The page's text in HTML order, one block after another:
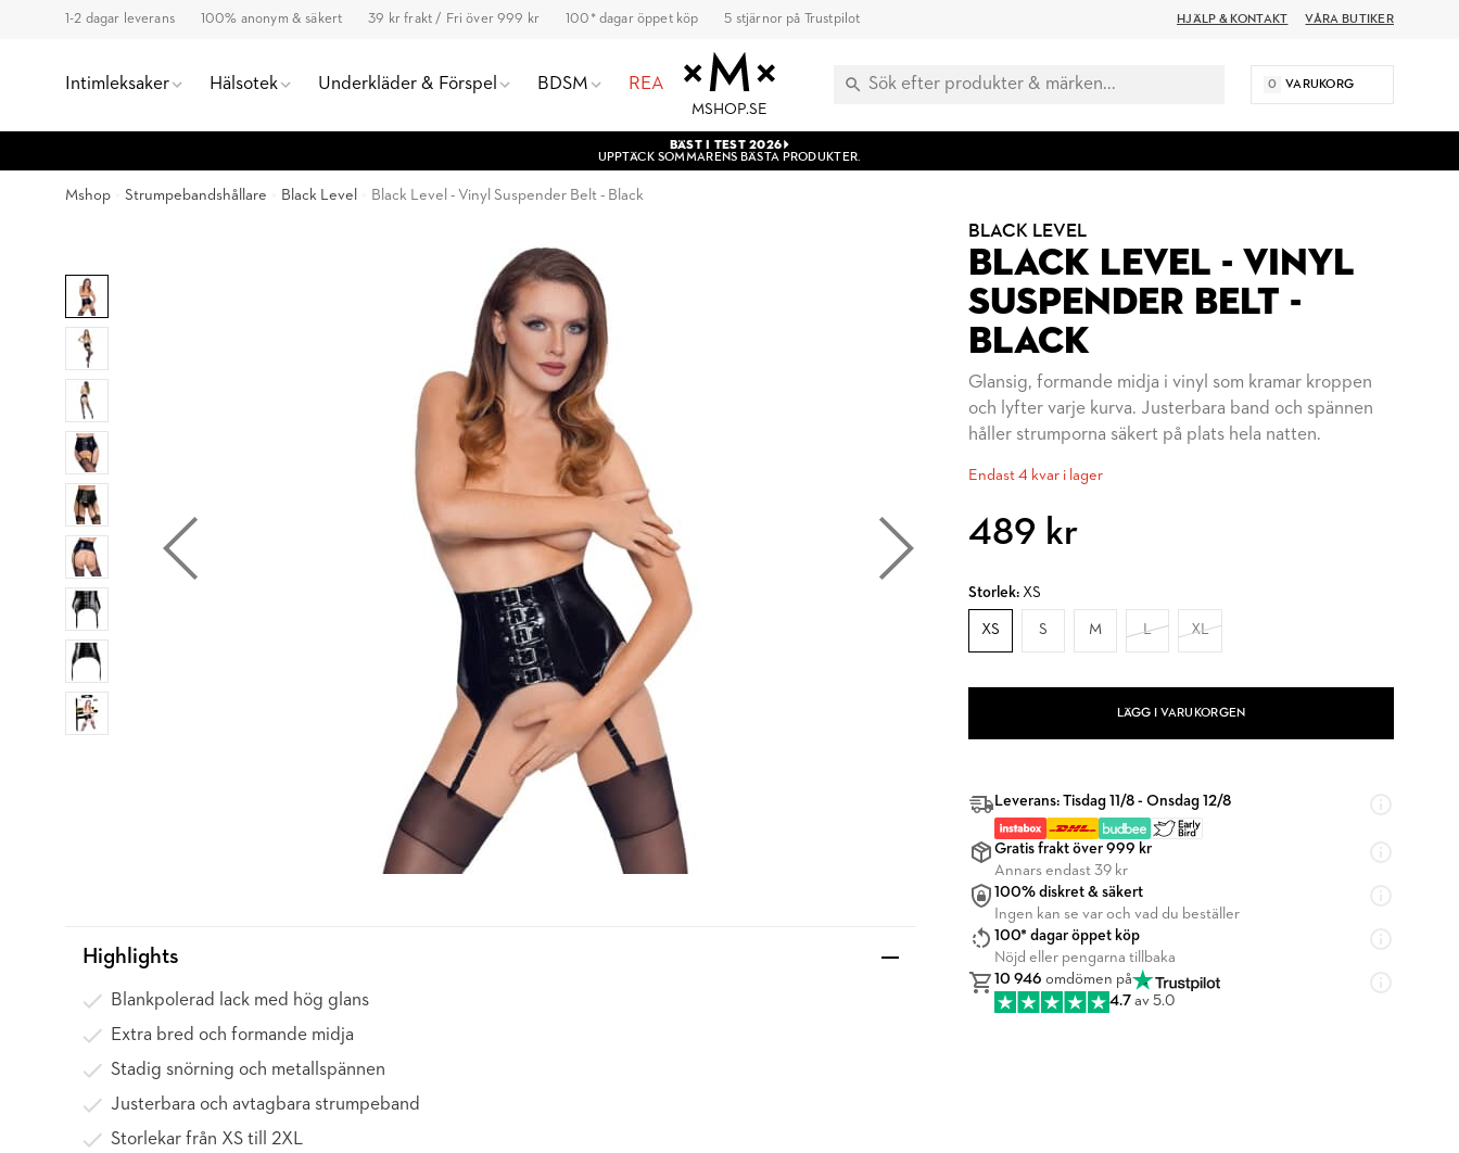
1-2 dagar leverans 100% anonym & säkert 39 kr frakt / Fri över 999 kr 100* dagar öppet köp 5 stjärnor på Trustpilot HJÄLP & KONTAKT VÅRA BUTIKER
Intimleksaker Hälsotek Underkläder & Förspel BDSM REA
MSHOP.SE
0 VARUKORG
BÄST I TEST 2026
UPPTÄCK SOMMARENS BÄSTA PRODUKTER.
Mshop Strumpebandshållare Black Level Black Level - Vinyl Suspender Belt - Black
BLACK LEVEL
BLACK LEVEL - VINYL
SUSPENDER BELT -
BLACK
Glansig, formande midja i vinyl som kramar kroppen
och lyfter varje kurva. Justerbara band och spännen
håller strumporna säkert på plats hela natten.
Endast 4 kvar i lager
489 kr
Storlek: XS
XS S M L XL
LÄGG I VARUKORGEN
Leverans: Tisdag 11/8 - Onsdag 12/8
Gratis frakt över 999 kr
Annars endast 39 kr
100% diskret & säkert
Ingen kan se var och vad du beställer
100* dagar öppet köp
Nöjd eller pengarna tillbaka
10 946 omdömen på
4.7 av 5.0
Highlights
Blankpolerad lack med hög glans
Extra bred och formande midja
Stadig snörning och metallspännen
Justerbara och avtagbara strumpeband
Storlekar från XS till 2XL